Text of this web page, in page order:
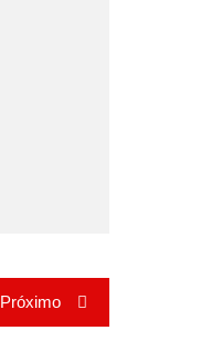
Próximo